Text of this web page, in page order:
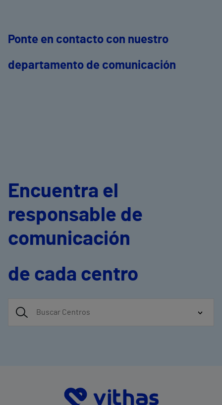
Ponte en contacto con nuestro
departamento de comunicación
Encuentra el
responsable de
comunicación
de cada centro